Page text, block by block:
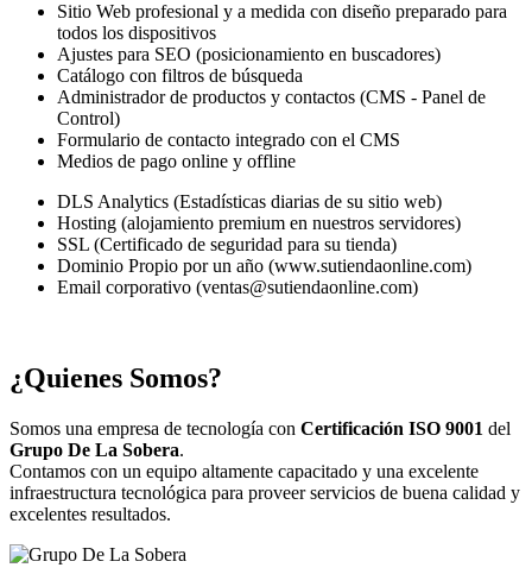
Sitio Web profesional y a medida con diseño preparado para
todos los dispositivos
Ajustes para SEO (posicionamiento en buscadores)
Catálogo con filtros de búsqueda
Administrador de productos y contactos (CMS - Panel de
Control)
Formulario de contacto integrado con el CMS
Medios de pago online y offline
DLS Analytics (Estadísticas diarias de su sitio web)
Hosting (alojamiento premium en nuestros servidores)
SSL (Certificado de seguridad para su tienda)
Dominio Propio por un año (www.sutiendaonline.com)
Email corporativo (ventas@sutiendaonline.com)
¿Quienes Somos?
Somos una empresa de tecnología con Certificación ISO 9001 del
Grupo De La Sobera.
Contamos con un equipo altamente capacitado y una excelente
infraestructura tecnológica para proveer servicios de buena calidad y
excelentes resultados.